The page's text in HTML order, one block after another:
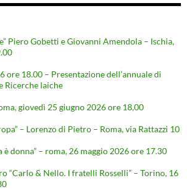
Piero Gobetti e Giovanni Amendola – Ischia,
ore 18.00 – Presentazione dell’annuale di
Ricerche laiche
giovedì 25 giugno 2026 ore 18,00
– Lorenzo di Pietro – Roma, via Rattazzi 10
donna” – roma, 26 maggio 2026 ore 17.30
“Carlo & Nello. I fratelli Rosselli” – Torino, 16